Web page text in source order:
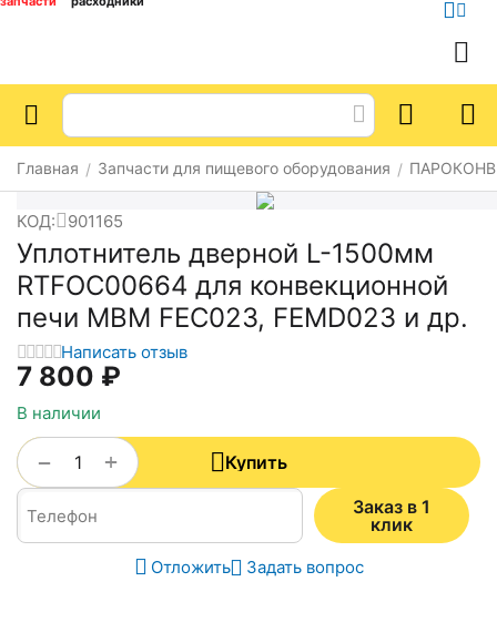
Главная / Запчасти для пищевого оборудования /
КОД: 901165
Уплотнитель дверной L-1500мм
RTFOC00664 для конвекционной
печи MBM FEC023, FEMD023 и др.
Написать отзыв
7 800 ₽
В наличии
+
−
Купить
Заказ в 1
клик
Отложить Задать вопрос